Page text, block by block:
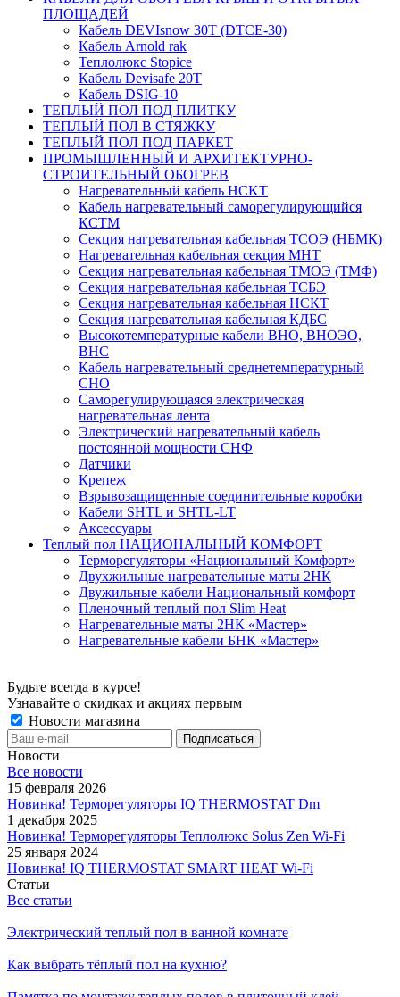
ПЛОЩАДЕЙ
Кабель DEVIsnow 30Т (DTCE-30)
Кабель Arnold rak
Теплолюкс Stopice
Кабель Devisafe 20T
Кабель DSIG-10
ТЕПЛЫЙ ПОЛ ПОД ПЛИТКУ
ТЕПЛЫЙ ПОЛ В СТЯЖКУ
ТЕПЛЫЙ ПОЛ ПОД ПАРКЕТ
ПРОМЫШЛЕННЫЙ И АРХИТЕКТУРНО-
СТРОИТЕЛЬНЫЙ ОБОГРЕВ
Нагревательный кабель НCKТ
Кабель нагревательный саморегулирующийся
КСТМ
Секция нагревательная кабельная ТСОЭ (НБМК)
Нагревательная кабельная секция МНТ
Секция нагревательная кабельная ТМОЭ (ТМФ)
Секция нагревательная кабельная ТСБЭ
Секция нагревательная кабельная НСКТ
Секция нагревательная кабельная КДБС
Высокотемпературные кабели ВНО, ВНОЭО,
ВНС
Кабель нагревательный среднетемпературный
СНО
Саморегулирующаяся электрическая
нагревательная лента
Электрический нагревательный кабель
постоянной мощности СНФ
Датчики
Крепеж
Взрывозащищенные соединительные коробки
Кабели SHTL и SHTL-LT
Аксессуары
Теплый пол НАЦИОНАЛЬНЫЙ КОМФОРТ
Терморегуляторы «Национальный Комфорт»
Двухжильные нагревательные маты 2НК
Двужильные кабели Национальный комфорт
Пленочный теплый пол Slim Heat
Нагревательные маты 2НК «Мастер»
Нагревательные кабели БНК «Мастер»
Будьте всегда в курсе!
Узнавайте о скидках и акциях первым
Новости магазина
Новости
Все новости
15 февраля 2026
Новинка! Терморегуляторы IQ THERMOSTAT Dm
1 декабря 2025
Новинка! Терморегуляторы Теплолюкс Solus Zen Wi-Fi
25 января 2024
Новинка! IQ THERMOSTAT SMART HEAT Wi-Fi
Статьи
Все статьи
Электрический теплый пол в ванной комнате
Как выбрать тёплый пол на кухню?